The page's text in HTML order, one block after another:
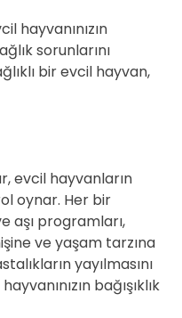
hayvanınızın
sorunlarını
bir evcil hayvan,
evcil hayvanların
oynar. Her bir
aşı programları,
ve yaşam tarzına
yayılmasını
bağışıklık